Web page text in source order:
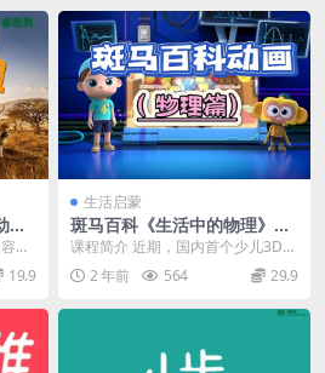
.jpg [789.57kB]
[78.40MB]
~1.mp4 [26.19MB]
[742.61kB]
[73.40MB]
[432.75kB]
[1.04MB]
笛》
画
乳品
乳
19.9
生活启蒙
斑马百科《生活中的物理》主
题动画视频课程
课程简介 近期，国内首个少儿3D互
动百科“斑马百科”发布最新主题“生
活中的物理”...
2 年前 564 29.9